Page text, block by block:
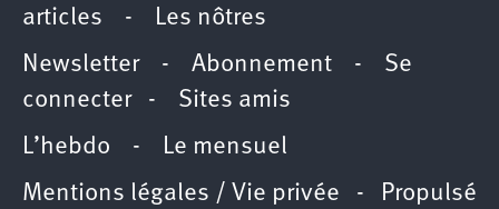
articles - Les nôtres
Newsletter- Abonnement - Se
connecter- Sites amis
L’hebdo - Le mensuel
Mentions légales / Vie privée - Propulsé